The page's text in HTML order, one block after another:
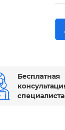
Бесплатная
специалиста